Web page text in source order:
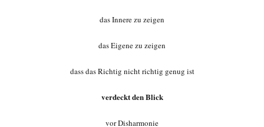
das Innere zu zeigen
das Eigene zu zeigen
dass das Richtig nicht richtig genug ist
verdeckt den Blick
vor Disharmonie